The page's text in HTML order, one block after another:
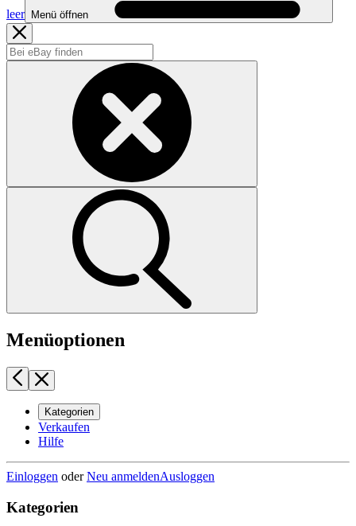
leer Menü öffnen
Menüoptionen
Kategorien
Verkaufen
Hilfe
Einloggen oderNeu anmeldenAusloggen
Kategorien